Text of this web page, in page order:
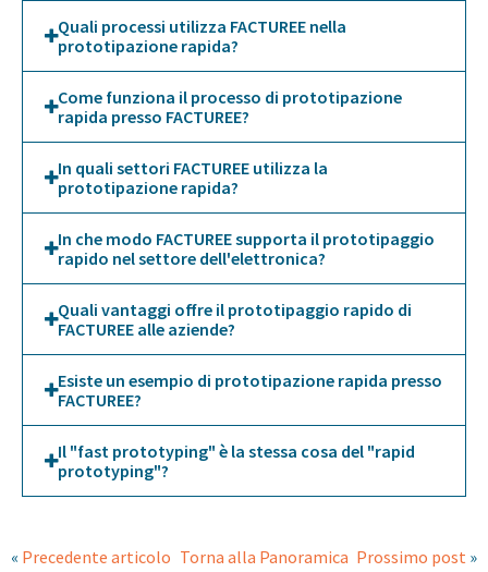
Quali processi utilizza FACTUREE nella
prototipazione rapida?
Come funziona il processo di prototipazione
rapida presso FACTUREE?
In quali settori FACTUREE utilizza la
prototipazione rapida?
In che modo FACTUREE supporta il prototipaggio
rapido nel settore dell'elettronica?
Quali vantaggi offre il prototipaggio rapido di
FACTUREE alle aziende?
Esiste un esempio di prototipazione rapida presso
FACTUREE?
Il "fast prototyping" è la stessa cosa del "rapid
prototyping"?
« Precedente articolo Torna alla Panoramica Prossimo post »